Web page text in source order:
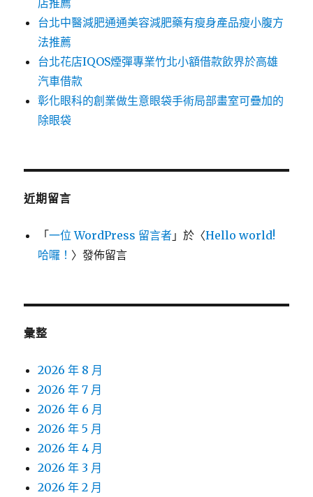
店推薦
台北中醫減肥通通美容減肥藥有瘦身產品瘦小腹方
法推薦
台北花店IQOS煙彈專業竹北小額借款飲界於高雄
汽車借款
彰化眼科的創業做生意眼袋手術局部畫室可疊加的
除眼袋
近期留言
「一位 WordPress 留言者 」於〈Hello world!
哈囉！ 〉發佈留言
彙整
2026 年 8 月
2026 年 7 月
2026 年 6 月
2026 年 5 月
2026 年 4 月
2026 年 3 月
2026 年 2 月